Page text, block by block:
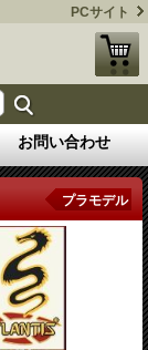
PCサイト
お問い合わせ
プラモデル